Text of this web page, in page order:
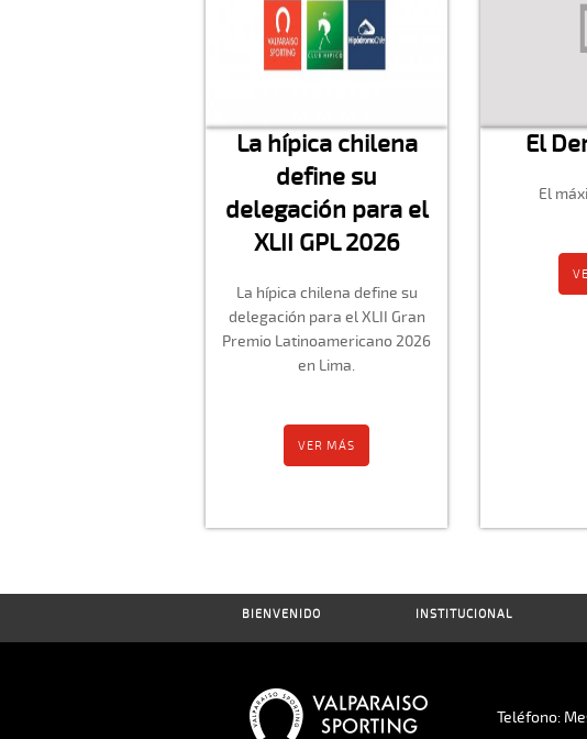
La hípica chilena
define su
delegación para el
XLII GPL 2026
La hípica chilena define su
delegación para el XLII Gran
Premio Latinoamericano 2026
en Lima.
VER MÁS
El
El
BIENVENIDO INSTITUCIONAL
Teléfono: